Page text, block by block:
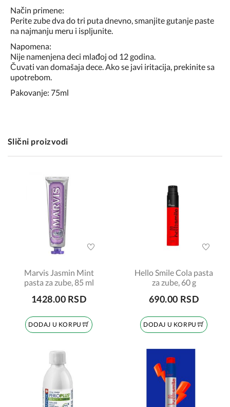
Način primene:
Perite zube dva do tri puta dnevno, smanjite gutanje paste
na najmanju meru i ispljunite.
Napomena:
Nije namenjena deci mlađoj od 12 godina.
Čuvati van domašaja dece. Ako se javi iritacija, prekinite sa
upotrebom.
Pakovanje: 75ml
Slični proizvodi
Marvis Jasmin Mint
pasta za zube, 85 ml
1428.00 RSD
DODAJ U KORPU
Hello Smile Cola pasta
za zube, 60 g
690.00 RSD
DODAJ U KORPU